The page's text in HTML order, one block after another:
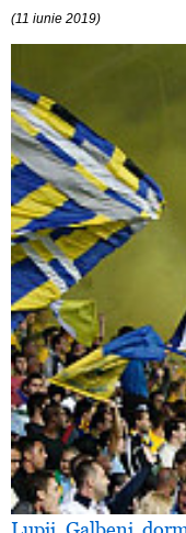
(11 iunie 2019)